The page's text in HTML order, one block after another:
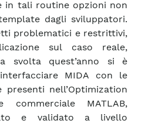
in tali routine opzioni non
dagli sviluppatori.
problematici e restrittivi,
sul caso reale,
svolta quest’anno si è
MIDA con le
nell’Optimization
MATLAB,
e validato a livello